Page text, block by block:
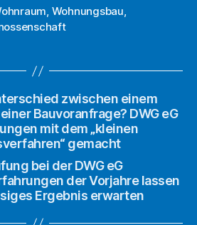
, Wohnungsbau,
zwischen einem
Bauvoranfrage? DWG eG
mit dem „kleinen
gemacht
bei der DWG eG
der Vorjahre lassen
Ergebnis erwarten